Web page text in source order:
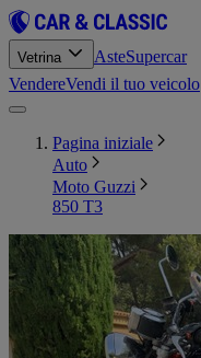
Vetrina AsteSupercar
VendereVendi il tuo veicolo
Pagina iniziale
Auto
Moto Guzzi
850 T3